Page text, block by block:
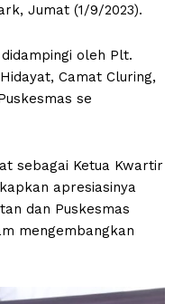
Jumat (1/9/2023).
oleh Plt.
Camat Cluring,
se
sebagai Ketua Kwartir
apresiasinya
dan Puskesmas
mengembangkan